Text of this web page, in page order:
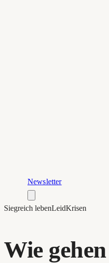
Newsletter
Siegreich lebenLeidKrisen
Wie